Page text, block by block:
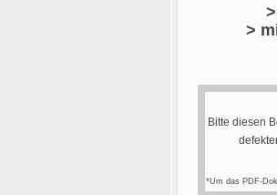
>
Bitte diesen
*Um das PDF-